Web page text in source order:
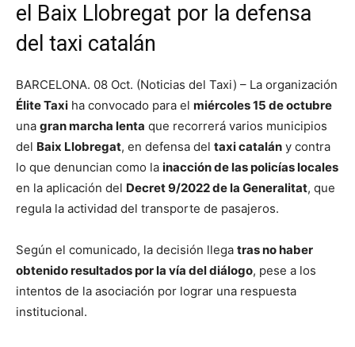
el Baix Llobregat por la defensa
del taxi catalán
BARCELONA. 08 Oct. (Noticias del Taxi) – La organización
Élite Taxi ha convocado para el miércoles 15 de octubre
una gran marcha lenta que recorrerá varios municipios
del Baix Llobregat, en defensa del taxi catalán y contra
lo que denuncian como la inacción de las policías locales
en la aplicación del Decret 9/2022 de la Generalitat, que
regula la actividad del transporte de pasajeros.
Según el comunicado, la decisión llega tras no haber
obtenido resultados por la vía del diálogo, pese a los
intentos de la asociación por lograr una respuesta
institucional.